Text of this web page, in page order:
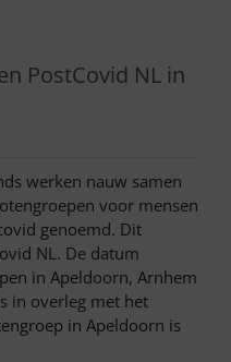
PostCovid NL in
werken nauw samen
voor mensen
genoemd. Dit
NL. De datum
in Apeldoorn, Arnhem
in overleg met het
in Apeldoorn is